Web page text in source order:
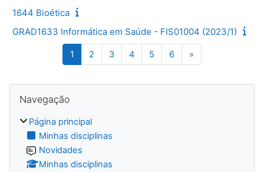
1644 Bioética
GRAD1633 Informática em Saúde - FIS01004 (2023/1)
1 Página 1
2 Página 2
3Página 3
4Página 4
5 Página 5
6Página 6
»
Blocos
Navegação
Página principal
Minhas disciplinas
Novidades
Minhas disciplinas